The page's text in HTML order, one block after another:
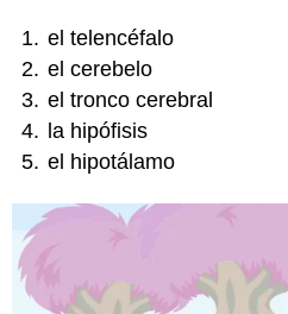
el telencéfalo
el cerebelo
el tronco cerebral
la hipófisis
el hipotálamo